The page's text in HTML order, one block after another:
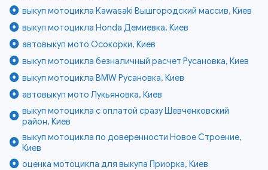
выкуп мотоцикла Kawasaki Вышгородский массив, Киев
выкуп мотоцикла Honda Демиевка, Киев
автовыкуп мото Осокорки, Киев
выкуп мотоцикла безналичный расчет Русановка, Киев
выкуп мотоцикла BMW Русановка, Киев
автовыкуп мото Лукьяновка, Киев
выкуп мотоцикла с оплатой сразу Шевченковский
район, Киев
выкуп мотоцикла по доверенности Новое Строение,
Киев
оценка мотоцикла для выкупа Приорка, Киев